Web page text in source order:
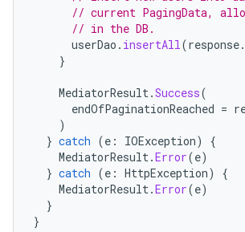
// current PagingData,
// in the DB.
userDao . insertAll (response.
}
MediatorResult .Success(
endOfPaginationReached =
)
} catch (e : IOException)
{
MediatorResult .Error(e)
} catch (e : HttpException)
{
MediatorResult .Error(e)
}
}